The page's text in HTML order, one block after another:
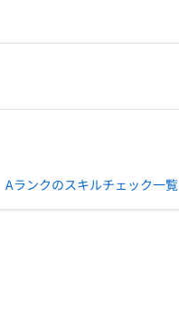
Aランクのスキルチェック一覧